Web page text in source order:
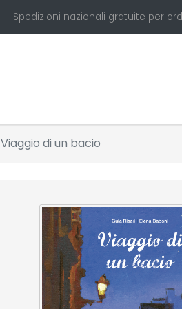
Spedizioni nazionali gratuite per
Viaggio di un bacio